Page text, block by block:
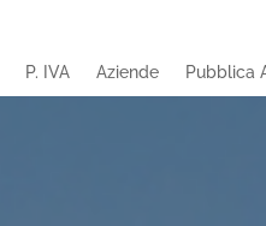
P. IVA Aziende Pubblica